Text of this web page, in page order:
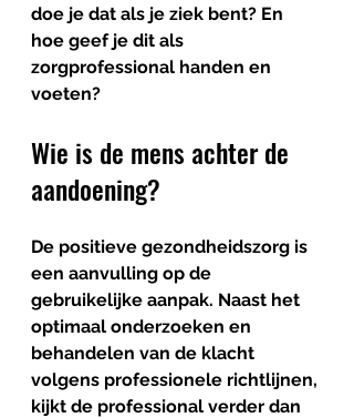
doe je dat als je ziek bent? En
hoe geef je dit als
zorgprofessional handen en
voeten?
Wie is de mens achter de
aandoening?
De positieve gezondheidszorg is
een aanvulling op de
gebruikelijke aanpak. Naast het
optimaal onderzoeken en
behandelen van de klacht
volgens professionele richtlijnen,
kijkt de professional verder dan